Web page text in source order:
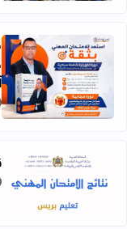
اقرأ
اقرأ المزيد